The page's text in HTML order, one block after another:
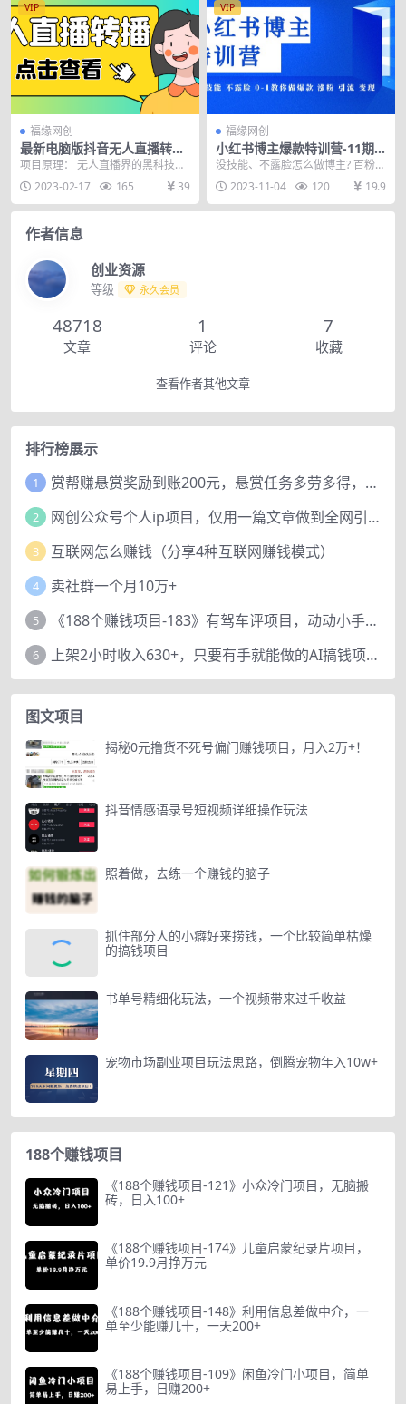
VIP
福缘网创
最新电脑版抖音无人直播转播
软件+直播源获取+商品获取
【全套软件+教程】
项目原理： 无人直播界的黑科技，
可以实时转播抖音的直播，转播到
其他平台直播，简单...
2023-02-17 165 39
VIP
福缘网创
小红书博主爆款特训营-11期
无需技能 不露脸 0-1教你做爆
款 涨粉 引流 变现
没技能、不露脸怎么做博主? 百粉千
粉怎么源源不断变现? 怎么做爆款、
涨粉、引流?...
2023-11-04 120 19.9
作者信息
创业资源
等级 永久会员
48718
文章
1
评论
7
收藏
查看作者其他文章
排行榜展示
1 赏帮赚悬赏奖励到账200元，悬赏任务多劳多得，人人可做。
2 网创公众号个人ip项目，仅用一篇文章做到全网引流！
3 互联网怎么赚钱（分享4种互联网赚钱模式）
4 卖社群一个月10万+
5 《188个赚钱项目-183》有驾车评项目，动动小手，复制粘贴赚44元！
6 上架2小时收入630+，只要有手就能做的AI搞钱项目，奶奶看完都能学会!
图文项目
揭秘0元撸货不死号偏门赚钱项目，月入2万+！
抖音情感语录号短视频详细操作玩法
照着做，去练一个赚钱的脑子
抓住部分人的小癖好来捞钱，一个比较简单枯燥
的搞钱项目
书单号精细化玩法，一个视频带来过千收益
宠物市场副业项目玩法思路，倒腾宠物年入10w+
188个赚钱项目
《188个赚钱项目-121》小众冷门项目，无脑搬
砖，日入100+
《188个赚钱项目-174》儿童启蒙纪录片项目，
单价19.9月挣万元
《188个赚钱项目-148》利用信息差做中介，一
单至少能赚几十，一天200+
《188个赚钱项目-109》闲鱼冷门小项目，简单
易上手，日赚200+